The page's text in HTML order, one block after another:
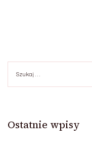
Ostatnie wpisy